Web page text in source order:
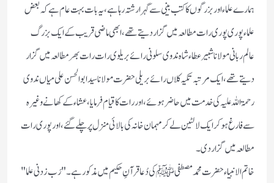
ہمارے علماء اور بزرگوں کا کتب بینی سے گہرا رشتہ رہا ہے، یہ بات بہت عام ہے کہ بعض
علماء پوری پوری رات مطالعہ میں گزار دیتے تھے، ابھی ماضی قریب کے ایک بزرگ
عالم ربانی مولانا شبیر عطاء شاہ ندوی سلونی رائے بریلوی رات رات بھر مطالعہ میں گزار
دیتے تھے،ایک مرتبہ تکیہ کلاں رائے بریلی حضرت مولانا سید ابو الحسن علی میاں ندوی
رحمۃ اللہ علیہ کی خدمت میں حاضر ہوئے،اور رات کا قیام فرمایا ،عشاء کے کھانے وغیرہ
سے فارغ ہوکر ایک لالٹین لےکر مہمان خانہ کی بالائی منزل پر چلےگئے ،اورپوری رات
مطالعہ میں گزار دی۔
خاتم الانبیاء حضرت محمد مصطفی ﷺ کی دُعا قرآنِ حکیم میں مذکور ہے۔ "رَب زدنی علما "